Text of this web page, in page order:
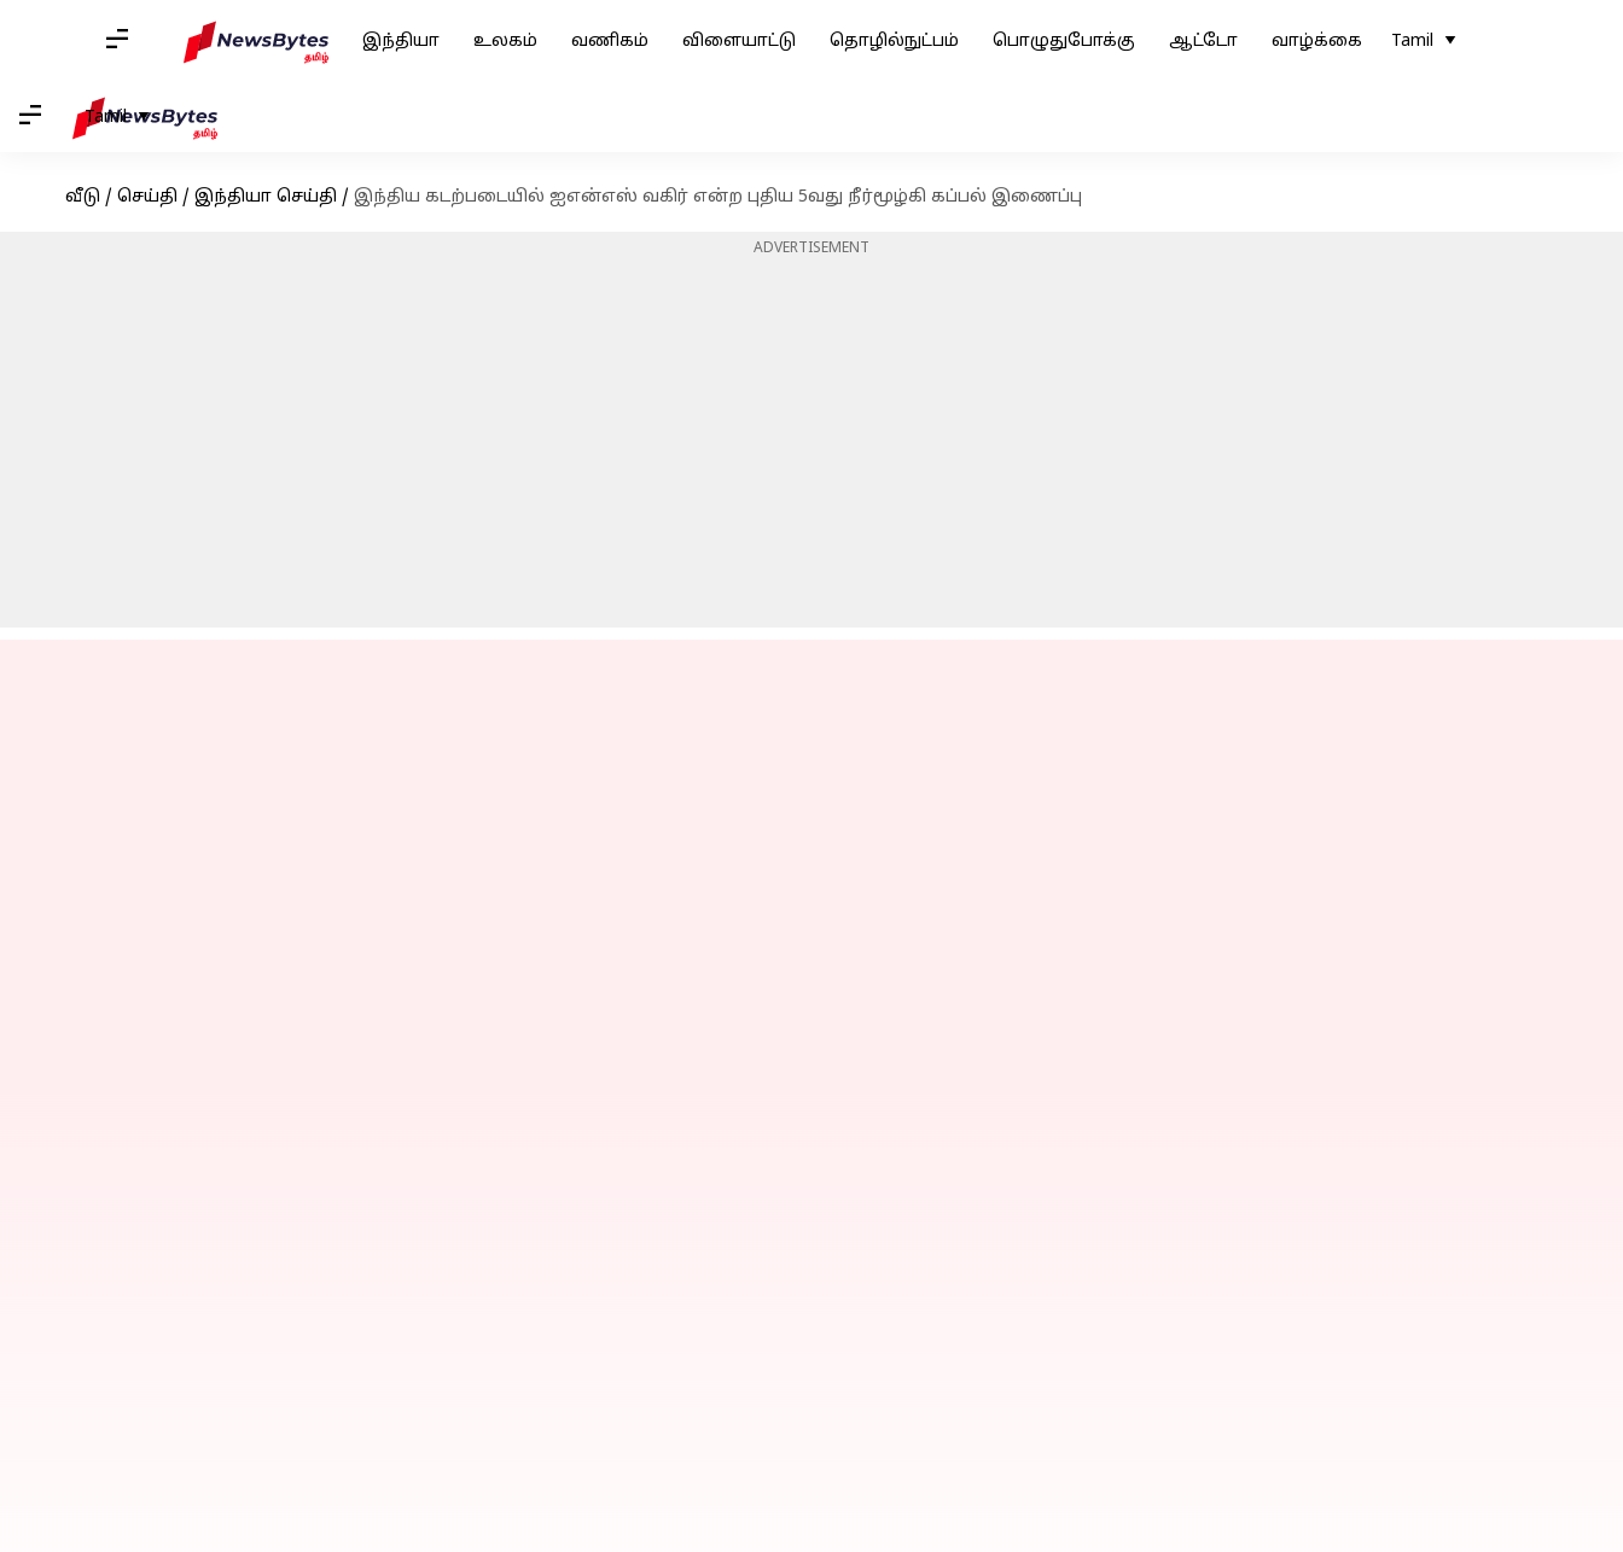
இந்தியா உலகம் வணிகம் விளையாட்டு தொழில்நுட்பம் பொழுதுபோக்கு ஆட்டோ வாழ்க்கை Tamil
Tamil
வீடு / செய்தி / இந்தியா செய்தி / இந்திய கடற்படையில் ஐஎன்எஸ் வகிர் என்ற புதிய 5வது நீர்மூழ்கி கப்பல் இணைப்பு
ADVERTISEMENT